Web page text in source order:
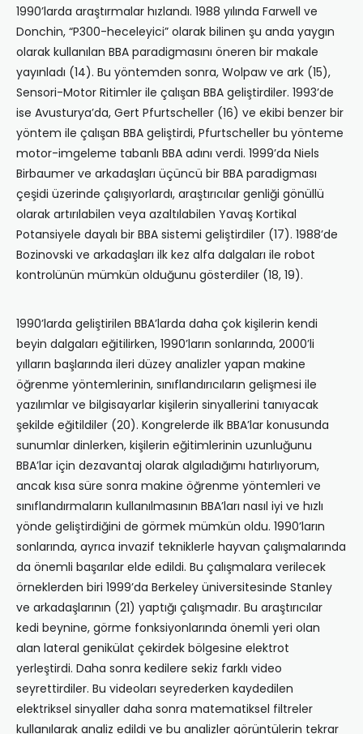
1990’larda araştırmalar hızlandı. 1988 yılında Farwell ve
Donchin, “P300-heceleyici” olarak bilinen şu anda yaygın
olarak kullanılan BBA paradigmasını öneren bir makale
yayınladı (14). Bu yöntemden sonra, Wolpaw ve ark (15),
Sensori-Motor Ritimler ile çalışan BBA geliştirdiler. 1993’de
ise Avusturya’da, Gert Pfurtscheller (16) ve ekibi benzer bir
yöntem ile çalışan BBA geliştirdi, Pfurtscheller bu yönteme
motor-imgeleme tabanlı BBA adını verdi. 1999’da Niels
Birbaumer ve arkadaşları üçüncü bir BBA paradigması
çeşidi üzerinde çalışıyorlardı, araştırıcılar genliği gönüllü
olarak artırılabilen veya azaltılabilen Yavaş Kortikal
Potansiyele dayalı bir BBA sistemi geliştirdiler (17). 1988’de
Bozinovski ve arkadaşları ilk kez alfa dalgaları ile robot
kontrolünün mümkün olduğunu gösterdiler (18, 19).
1990’larda geliştirilen BBA’larda daha çok kişilerin kendi
beyin dalgaları eğitilirken, 1990’ların sonlarında, 2000’li
yılların başlarında ileri düzey analizler yapan makine
öğrenme yöntemlerinin, sınıflandırıcıların gelişmesi ile
yazılımlar ve bilgisayarlar kişilerin sinyallerini tanıyacak
şekilde eğitildiler (20). Kongrelerde ilk BBA’lar konusunda
sunumlar dinlerken, kişilerin eğitimlerinin uzunluğunu
BBA’lar için dezavantaj olarak algıladığımı hatırlıyorum,
ancak kısa süre sonra makine öğrenme yöntemleri ve
sınıflandırmaların kullanılmasının BBA’ları nasıl iyi ve hızlı
yönde geliştirdiğini de görmek mümkün oldu. 1990’ların
sonlarında, ayrıca invazif tekniklerle hayvan çalışmalarında
da önemli başarılar elde edildi. Bu çalışmalara verilecek
örneklerden biri 1999’da Berkeley üniversitesinde Stanley
ve arkadaşlarının (21) yaptığı çalışmadır. Bu araştırıcılar
kedi beynine, görme fonksiyonlarında önemli yeri olan
alan lateral genikülat çekirdek bölgesine elektrot
yerleştirdi. Daha sonra kedilere sekiz farklı video
seyrettirdiler. Bu videoları seyrederken kaydedilen
elektriksel sinyaller daha sonra matematiksel filtreler
kullanılarak analiz edildi ve bu analizler görüntülerin tekrar